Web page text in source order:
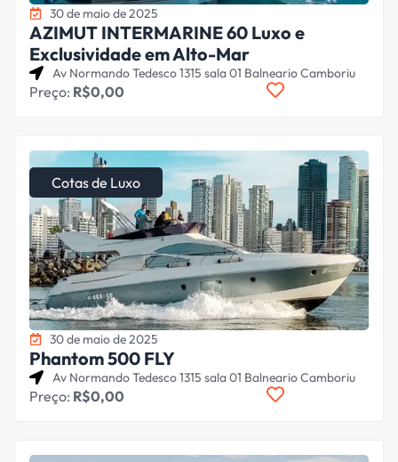
30 de maio de 2025
AZIMUT INTERMARINE 60 Luxo e
Exclusividade em Alto-Mar
Av Normando Tedesco 1315 sala 01 Balneario Camboriu
Preço: R$0,00
Cotas de Luxo
30 de maio de 2025
Phantom 500 FLY
Av Normando Tedesco 1315 sala 01 Balneario Camboriu
Preço: R$0,00